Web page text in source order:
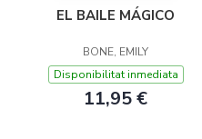
EL BAILE MÁGICO
BONE, EMILY
Disponibilitat inmediata
11,95 €